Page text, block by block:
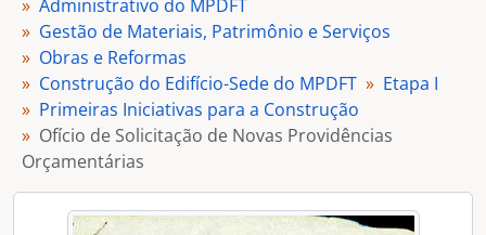
[Item] Ofício de Orientação para Transferência de Recursos para a Construção
[Item] Ofício de Solicitação de Verba para as Despesas Iniciais da Construção
[Item] Formulário de solicitação de Créditos Adicionais
[Item] Ofício Informando a Impossibilidade de Verba para a Construção
[Subgrupo] Construção de Fato
[Dossiê] Construção do Edifício das Promotorias de Justiça de Brasília II
Administrativo do MPDFT
Gestão de Materiais, Patrimônio e Serviços
Obras e Reformas
Construção do Edifício-Sede do MPDFT
Etapa I
Primeiras Iniciativas para a Construção
Ofício de Solicitação de Novas Providências
Orçamentárias